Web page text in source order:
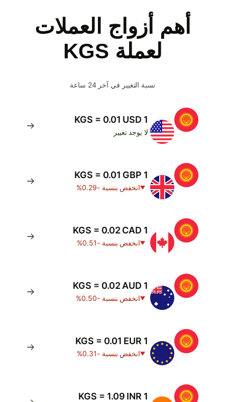
أهم أزواج العملات
لعملة KGS
نسبة التغيير في آخر 24 ساعة
1 KGS = 0.01 USD
لا يوجد تغيير
1 KGS = 0.01 GBP
انخفض بنسبة -0.29%
1 KGS = 0.02 CAD
انخفض بنسبة -0.51%
1 KGS = 0.02 AUD
انخفض بنسبة -0.50%
1 KGS = 0.01 EUR
انخفض بنسبة -0.31%
1 KGS = 1.09 INR